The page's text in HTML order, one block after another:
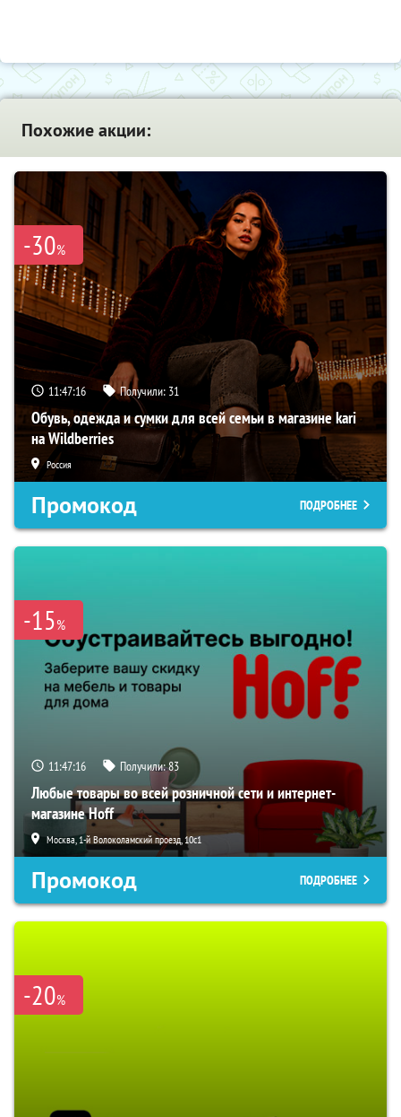
Похожие акции:
-30%
11:47:15 Получили: 31
Обувь, одежда и сумки для всей семьи в магазине kari
на Wildberries
Россия
Промокод ПОДРОБНЕЕ
-15%
11:47:15 Получили:83
Любые товары во всей розничной сети и интернет-
магазине Hoff
Москва, 1-й Волоколамский проезд, 10с1
Промокод ПОДРОБНЕЕ
-20%